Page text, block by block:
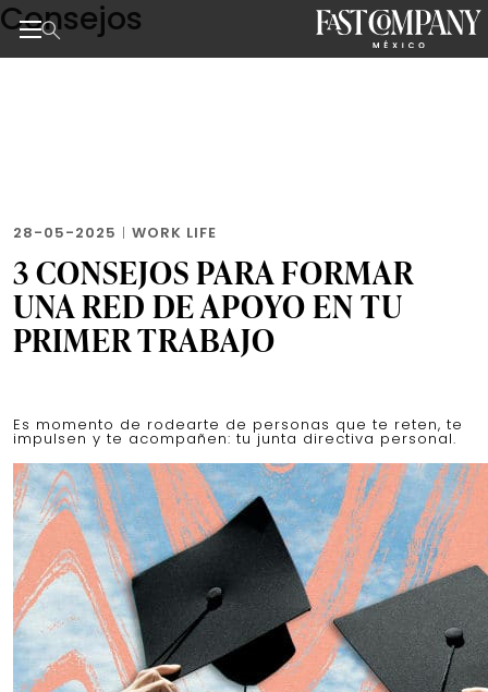
Skip
to
the
Consejos
28-05-2025 | WORK LIFE
3 CONSEJOS PARA FORMAR
UNA RED DE APOYO EN TU
PRIMER TRABAJO
Es momento de rodearte de personas que te reten, te
impulsen y te acompañen: tu junta directiva personal.